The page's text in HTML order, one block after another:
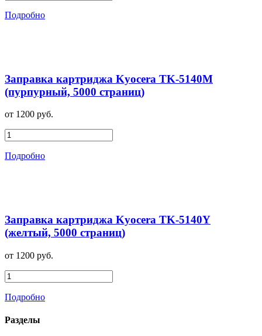
Подробно
Заправка картриджа Kyocera TK-5140M
(пурпурный, 5000 страниц)
от 1200 руб.
Подробно
Заправка картриджа Kyocera TK-5140Y
(желтый, 5000 страниц)
от 1200 руб.
Подробно
Разделы